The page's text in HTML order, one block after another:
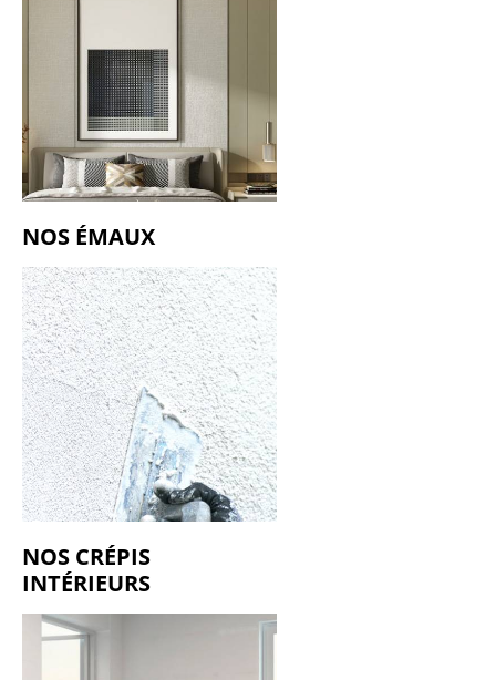
NOS ÉMAUX
NOS CRÉPIS
INTÉRIEURS